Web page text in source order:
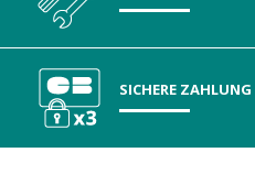
SICHERE ZAHLUNG